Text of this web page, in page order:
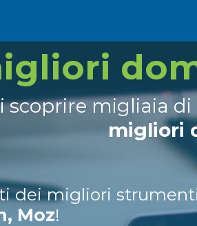
scoprire migliaia
migliori
dei migliori
Moz!